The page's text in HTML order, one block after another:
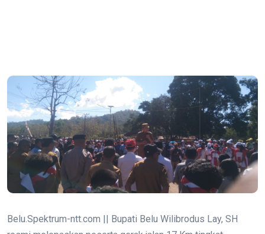
Belu.Spektrum-ntt.com || Bupati Belu Wilibrodus Lay, SH